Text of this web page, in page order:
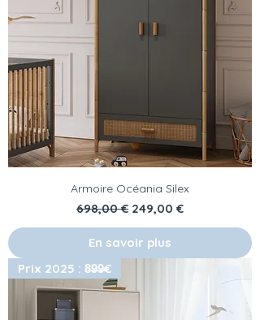
Armoire Océania Silex
Prix original
698,00 € Prix promotionnel
249,00 €
En savoir plus
Prix 2025 : 8̶9̶9̶€